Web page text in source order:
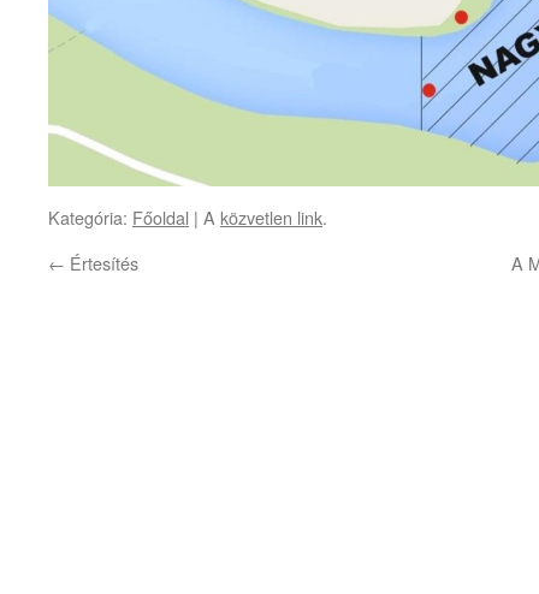
Kategória: Főoldal | A közvetlen link.
← Értesítés A